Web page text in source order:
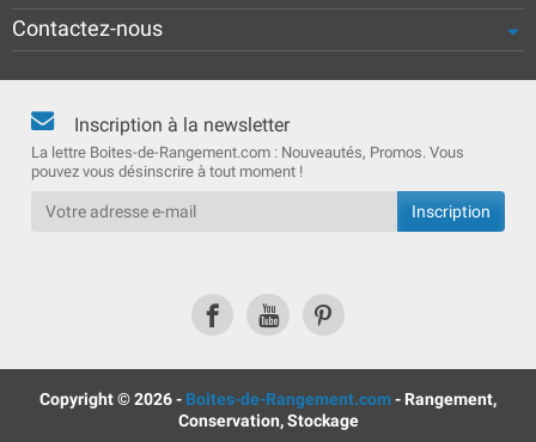
Contactez-nous
Inscription à la newsletter
La lettre Boites-de-Rangement.com : Nouveautés, Promos. Vous
pouvez vous désinscrire à tout moment !
Copyright © 2026 - Boites-de-Rangement.com- Rangement,
Conservation, Stockage